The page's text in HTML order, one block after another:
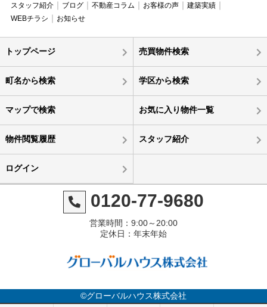
スタッフ紹介
ブログ 不動産コラム お客様の声
建築実績
WEBチラシ
お知らせ
トップページ 売買物件検索
町名から検索 学区から検索
マップで検索 お気に入り物件一覧
物件閲覧履歴 スタッフ紹介
ログイン
0120-77-9680
営業時間：9:00～20:00
定休日：年末年始
©グローバルハウス株式会社